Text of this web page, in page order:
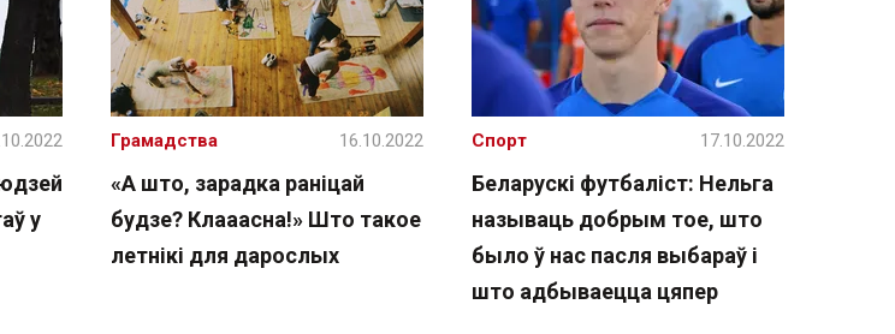
у
«А што, зарадка раніцай
будзе? Клааасна!» Што такое
летнікі для дарослых
Грамадства 16.10.2022
Беларускі футбаліст: Нельга
называць добрым тое, што
было ў нас пасля выбараў і
што адбываецца цяпер
Спорт 17.10.2022